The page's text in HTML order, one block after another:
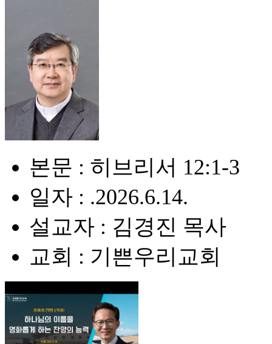
본문 : 히브리서 12:1-3
일자 : .2026.6.14.
설교자 : 김경진 목사
교회 : 기쁜우리교회